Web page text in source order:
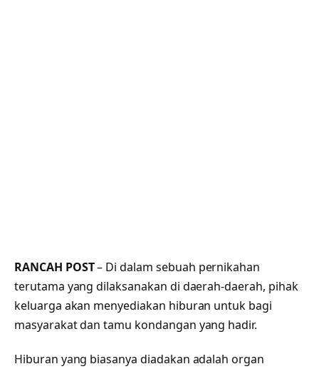
RANCAH POST– Di dalam sebuah pernikahan
terutama yang dilaksanakan di daerah-daerah, pihak
keluarga akan menyediakan hiburan untuk bagi
masyarakat dan tamu kondangan yang hadir.
Hiburan yang biasanya diadakan adalah organ